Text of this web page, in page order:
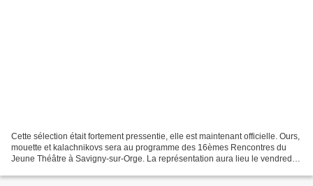
Cette sélection était fortement pressentie, elle est maintenant officielle. Ours,
mouette et kalachnikovs sera au programme des 16èmes Rencontres du
Jeune Théâtre à Savigny-sur-Orge. La représentation aura lieu le vendredi